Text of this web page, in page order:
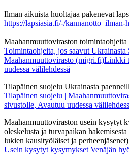
Ilman aikuista huoltajaa pakenevat
https://lapsiasia.fi/-/kannanotto_ilman-
Maahanmuuttoviraston
Toimintaohjeita, jos saavut Ukrainasta
Maahanmuuttovirasto (migri.fi)Linkki
uudessa välilehdessä
Tilapäinen suojelu Ukrainasta
Tilapäinen suojelu |
sivustolle, Avautuu uudessa
Maahanmuuttoviraston usein kysytyt
oleskelusta ja turvapaikan hakemisesta
lukien kausityöläiset ja perheenjäsenet)
Usein kysytyt kysymykset Venäjän